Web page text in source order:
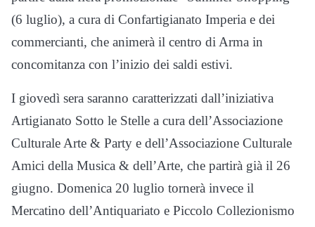
(6 luglio), a cura di Confartigianato Imperia e dei
commercianti, che animerà il centro di Arma in
concomitanza con l’inizio dei saldi estivi.
I giovedì sera saranno caratterizzati dall’iniziativa
Artigianato Sotto le Stelle a cura dell’Associazione
Culturale Arte & Party e dell’Associazione Culturale
Amici della Musica & dell’Arte, che partirà già il 26
giugno. Domenica 20 luglio tornerà invece il
Mercatino dell’Antiquariato e Piccolo Collezionismo